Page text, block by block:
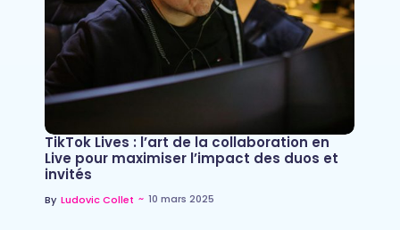
TikTok Lives : l’art de la collaboration en
Live pour maximiser l’impact des duos et
invités
By Ludovic Collet ~ 10 mars 2025